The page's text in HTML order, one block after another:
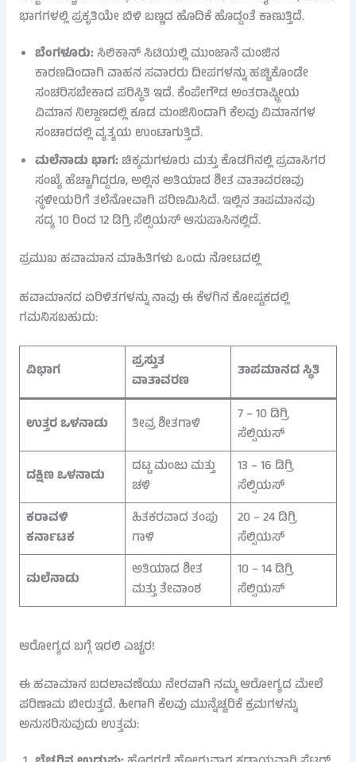
ಭಾಗಗಳಲ್ಲಿ ಪ್ರಕೃತಿಯೇ ಬಿಳಿ ಬಣ್ಣದ ಹೊದಿಕೆ ಹೊದ್ದಂತೆ ಕಾಣುತ್ತಿದೆ.
ಬೆಂಗಳೂರು:ಸಿಲಿಕಾನ್ ಸಿಟಿಯಲ್ಲಿ ಮುಂಜಾನೆ ಮಂಜಿನ
ಕಾರಣದಿಂದಾಗಿ ವಾಹನ ಸವಾರರು ದೀಪಗಳನ್ನು ಹಚ್ಚಿಕೊಂಡೇ
ಸಂಚರಿಸಬೇಕಾದ ಪರಿಸ್ಥಿತಿ ಇದೆ. ಕೆಂಪೇಗೌಡ ಅಂತರಾಷ್ಟ್ರೀಯ
ವಿಮಾನ ನಿಲ್ದಾಣದಲ್ಲಿ ಕೂಡ ಮಂಜಿನಿಂದಾಗಿ ಕೆಲವು ವಿಮಾನಗಳ
ಸಂಚಾರದಲ್ಲಿ ವ್ಯತ್ಯಯ ಉಂಟಾಗುತ್ತಿದೆ.
ಮಲೆನಾಡು ಭಾಗ:ಚಿಕ್ಕಮಗಳೂರು ಮತ್ತು ಕೊಡಗಿನಲ್ಲಿ ಪ್ರವಾಸಿಗರ
ಸಂಖ್ಯೆ ಹೆಚ್ಚಾಗಿದ್ದರೂ, ಅಲ್ಲಿನ ಅತಿಯಾದ ಶೀತ ವಾತಾವರಣವು
ಸ್ಥಳೀಯರಿಗೆ ತಲೆನೋವಾಗಿ ಪರಿಣಮಿಸಿದೆ. ಇಲ್ಲಿನ ತಾಪಮಾನವು
ಸದ್ಯ 10 ರಿಂದ 12 ಡಿಗ್ರಿ ಸೆಲ್ಸಿಯಸ್ ಆಸುಪಾಸಿನಲ್ಲಿದೆ.
ಪ್ರಮುಖ ಹವಾಮಾನ ಮಾಹಿತಿಗಳು ಒಂದು ನೋಟದಲ್ಲಿ
ಹವಾಮಾನದ ಏರಿಳಿತಗಳನ್ನು ನಾವು ಈ ಕೆಳಗಿನ ಕೋಷ್ಟಕದಲ್ಲಿ
ಗಮನಿಸಬಹುದು:
ವಿಭಾಗ
ಪ್ರಸ್ತುತ
ವಾತಾವರಣ
ತಾಪಮಾನದ ಸ್ಥಿತಿ
ಉತ್ತರ ಒಳನಾಡು ತೀವ್ರ ಶೀತಗಾಳಿ
7 – 10 ಡಿಗ್ರಿ
ಸೆಲ್ಸಿಯಸ್
ದಕ್ಷಿಣ ಒಳನಾಡು
ದಟ್ಟ ಮಂಜು ಮತ್ತು
ಚಳಿ
13 – 16 ಡಿಗ್ರಿ
ಸೆಲ್ಸಿಯಸ್
ಕರಾವಳಿ
ಕರ್ನಾಟಕ
ಹಿತಕರವಾದ ತಂಪು
ಗಾಳಿ
20 – 24 ಡಿಗ್ರಿ
ಸೆಲ್ಸಿಯಸ್
ಮಲೆನಾಡು
ಅತಿಯಾದ ಶೀತ
ಮತ್ತು ತೇವಾಂಶ
10 – 14 ಡಿಗ್ರಿ
ಸೆಲ್ಸಿಯಸ್
ಆರೋಗ್ಯದ ಬಗ್ಗೆ ಇರಲಿ ಎಚ್ಚರ!
ಈ ಹವಾಮಾನ ಬದಲಾವಣೆಯು ನೇರವಾಗಿ ನಮ್ಮ ಆರೋಗ್ಯದ ಮೇಲೆ
ಪರಿಣಾಮ ಬೀರುತ್ತದೆ. ಹೀಗಾಗಿ ಕೆಲವು ಮುನ್ನೆಚ್ಚರಿಕೆ ಕ್ರಮಗಳನ್ನು
ಅನುಸರಿಸುವುದು ಉತ್ತಮ: